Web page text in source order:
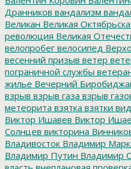
Дранников вандализм
Великан Великая
революция Великая
велопробег велосипед
весенний призыв ветер
пограничной службы
жилье Вечерний
взрыв взрыв газа взрыв
метеорита взятка взятки
Виктор Ишавев Виктор
Солнцев викторина
Владивосток Владимир
Владимир Путин Владимир